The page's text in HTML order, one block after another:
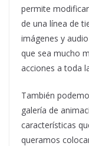
permite
de una línea de
imágenes y
que sea mucho
acciones a toda
También
galería de
características
queramos